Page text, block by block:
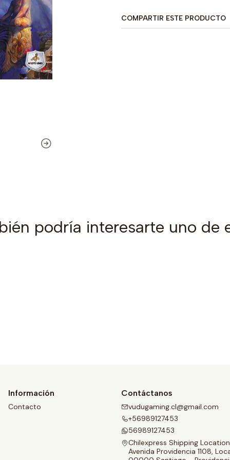
COMPARTIR ESTE PRODUCTO
podría interesarte uno de
Información
Contacto
Contáctanos
vudugaming.cl@gmail.com
+56989127453
56989127453
Chilexpress Shipping Location
Avenida Providencia 1108,